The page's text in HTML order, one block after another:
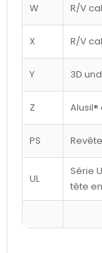
W R/V
X R/V
Y 3D
Z
PS
UL
Série
tête